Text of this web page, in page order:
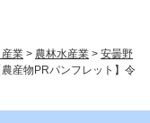
産業 > 農林水産業 > 安曇野
農産物PRパンフレット】令